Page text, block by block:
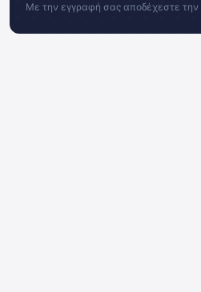
Με την εγγραφή σας αποδέχεστε την